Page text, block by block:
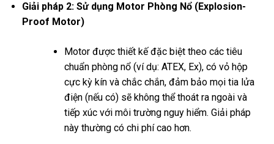
Giải pháp 2: Sử dụng Motor Phòng Nổ (Explosion-
Proof Motor)
Motor được thiết kế đặc biệt theo các tiêu
chuẩn phòng nổ (ví dụ: ATEX, Ex), có vỏ hộp
cực kỳ kín và chắc chắn, đảm bảo mọi tia lửa
điện (nếu có) sẽ không thể thoát ra ngoài và
tiếp xúc với môi trường nguy hiểm. Giải pháp
này thường có chi phí cao hơn.